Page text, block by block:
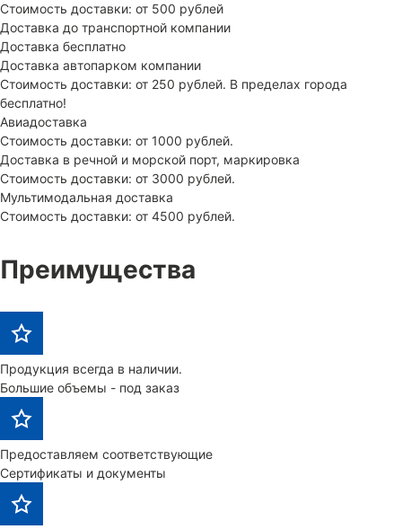
Стоимость доставки: от 500 рублей
Доставка до транспортной компании
Доставка бесплатно
Доставка автопарком компании
Стоимость доставки: от 250 рублей. В пределах города
бесплатно!
Авиадоставка
Стоимость доставки: от 1000 рублей.
Доставка в речной и морской порт, маркировка
Стоимость доставки: от 3000 рублей.
Мультимодальная доставка
Стоимость доставки: от 4500 рублей.
Преимущества
Продукция всегда в наличии.
Большие объемы - под заказ
Предоставляем соответствующие
Сертификаты и документы